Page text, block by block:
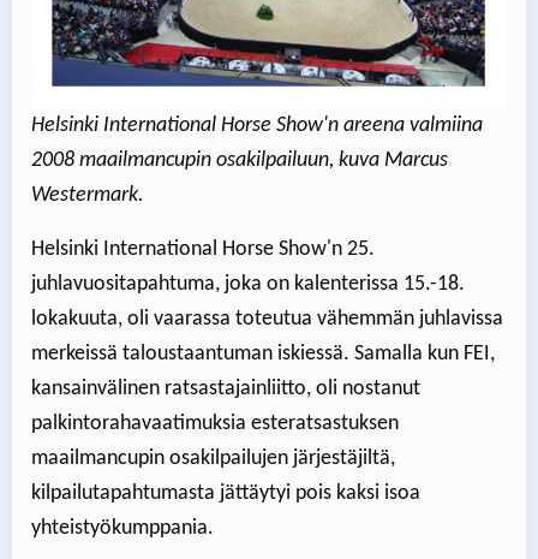
Helsinki International Horse Show'n areena valmiina
2008 maailmancupin osakilpailuun, kuva Marcus
Westermark.
Helsinki International Horse Show'n 25.
juhlavuositapahtuma, joka on kalenterissa 15.-18.
lokakuuta, oli vaarassa toteutua vähemmän juhlavissa
merkeissä taloustaantuman iskiessä. Samalla kun FEI,
kansainvälinen ratsastajainliitto, oli nostanut
palkintorahavaatimuksia esteratsastuksen
maailmancupin osakilpailujen järjestäjiltä,
kilpailutapahtumasta jättäytyi pois kaksi isoa
yhteistyökumppania.